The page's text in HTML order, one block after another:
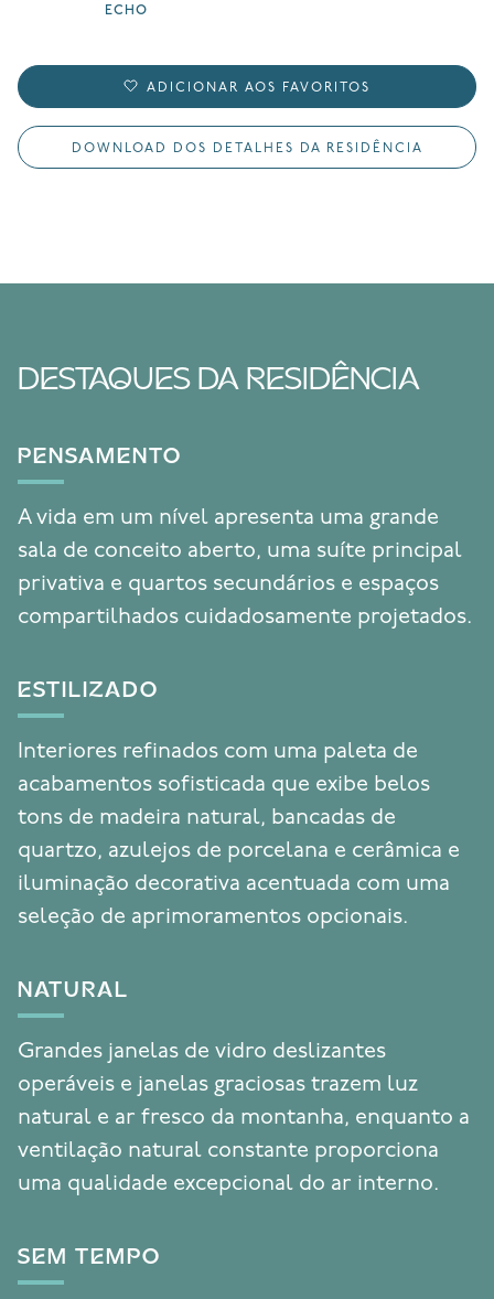
ECHO
ADICIONAR AOS FAVORITOS
DOWNLOAD DOS DETALHES DA RESIDÊNCIA
DESTAQUES DA RESIDÊNCIA
PENSAMENTO
A vida em um nível apresenta uma grande
sala de conceito aberto, uma suíte principal
privativa e quartos secundários e espaços
compartilhados cuidadosamente projetados.
ESTILIZADO
Interiores refinados com uma paleta de
acabamentos sofisticada que exibe belos
tons de madeira natural, bancadas de
quartzo, azulejos de porcelana e cerâmica e
iluminação decorativa acentuada com uma
seleção de aprimoramentos opcionais.
NATURAL
Grandes janelas de vidro deslizantes
operáveis e janelas graciosas trazem luz
natural e ar fresco da montanha, enquanto a
ventilação natural constante proporciona
uma qualidade excepcional do ar interno.
SEM TEMPO